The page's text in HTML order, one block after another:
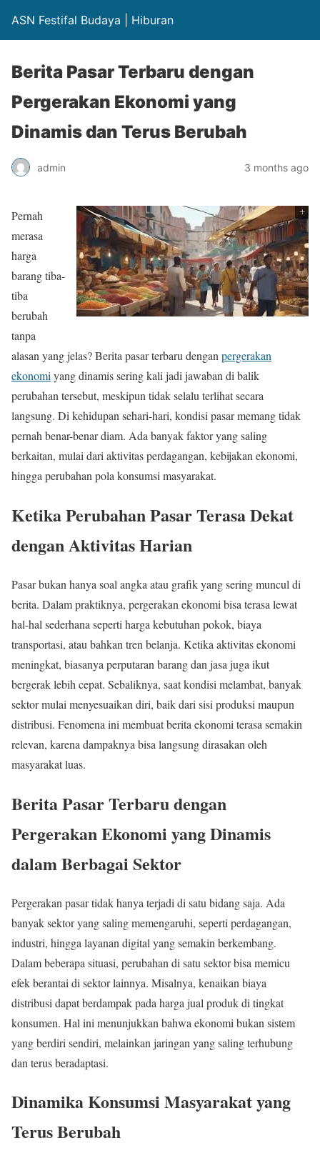
ASN Festifal Budaya | Hiburan
Berita Pasar Terbaru dengan
Pergerakan Ekonomi yang
Dinamis dan Terus Berubah
admin 3 months ago
Pernah
merasa
harga
barang tiba-
tiba
berubah
tanpa
alasan yang jelas? Berita pasar terbaru dengan pergerakan
ekonomi yang dinamis sering kali jadi jawaban di balik
perubahan tersebut, meskipun tidak selalu terlihat secara
langsung. Di kehidupan sehari-hari, kondisi pasar memang tidak
pernah benar-benar diam. Ada banyak faktor yang saling
berkaitan, mulai dari aktivitas perdagangan, kebijakan ekonomi,
hingga perubahan pola konsumsi masyarakat.
Ketika Perubahan Pasar Terasa Dekat
dengan Aktivitas Harian
Pasar bukan hanya soal angka atau grafik yang sering muncul di
berita. Dalam praktiknya, pergerakan ekonomi bisa terasa lewat
hal-hal sederhana seperti harga kebutuhan pokok, biaya
transportasi, atau bahkan tren belanja. Ketika aktivitas ekonomi
meningkat, biasanya perputaran barang dan jasa juga ikut
bergerak lebih cepat. Sebaliknya, saat kondisi melambat, banyak
sektor mulai menyesuaikan diri, baik dari sisi produksi maupun
distribusi. Fenomena ini membuat berita ekonomi terasa semakin
relevan, karena dampaknya bisa langsung dirasakan oleh
masyarakat luas.
Berita Pasar Terbaru dengan
Pergerakan Ekonomi yang Dinamis
dalam Berbagai Sektor
Pergerakan pasar tidak hanya terjadi di satu bidang saja. Ada
banyak sektor yang saling memengaruhi, seperti perdagangan,
industri, hingga layanan digital yang semakin berkembang.
Dalam beberapa situasi, perubahan di satu sektor bisa memicu
efek berantai di sektor lainnya. Misalnya, kenaikan biaya
distribusi dapat berdampak pada harga jual produk di tingkat
konsumen. Hal ini menunjukkan bahwa ekonomi bukan sistem
yang berdiri sendiri, melainkan jaringan yang saling terhubung
dan terus beradaptasi.
Dinamika Konsumsi Masyarakat yang
Terus Berubah